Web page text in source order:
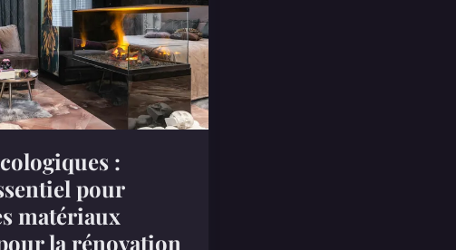
:
pour
matériaux
la rénovation